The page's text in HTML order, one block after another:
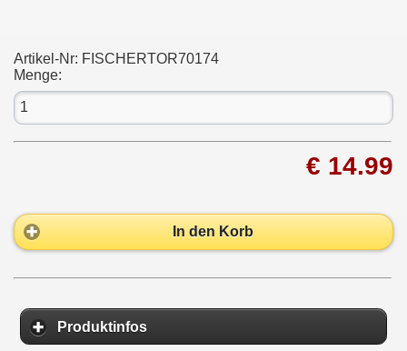
Artikel-Nr: FISCHERTOR70174
Menge:
€ 14.99
In den Korb
Produktinfos